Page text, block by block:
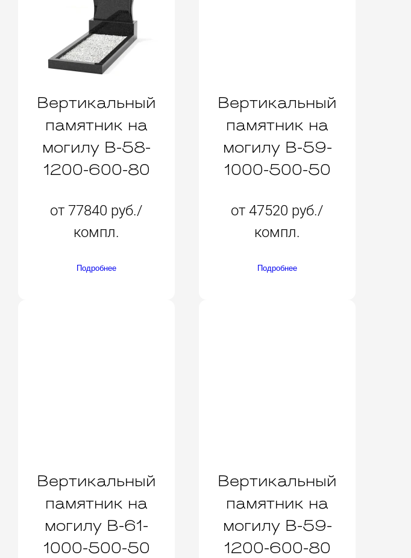
Вертикальный
памятник на
могилу B-58-
1200-600-80
от 77840 руб./
компл.
Подробнее
Вертикальный
памятник на
могилу B-59-
1000-500-50
от 47520 руб./
компл.
Подробнее
Вертикальный
памятник на
могилу B-61-
1000-500-50
Вертикальный
памятник на
могилу B-59-
1200-600-80